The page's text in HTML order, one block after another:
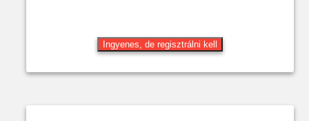
Ingyenes, de regisztrálni kell